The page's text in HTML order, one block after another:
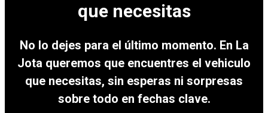
que necesitas
No lo dejes para el último momento. En La
Jota queremos que encuentres el vehiculo
que necesitas, sin esperas ni sorpresas
sobre todo en fechas clave.